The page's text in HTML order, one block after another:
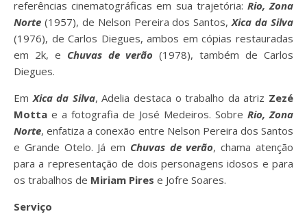
referências cinematográficas em sua trajetória: Rio, Zona
Norte (1957), de Nelson Pereira dos Santos,Xica da Silva
(1976), de Carlos Diegues, ambos em cópias restauradas
em 2k, e Chuvas de verão (1978), também de Carlos
Diegues.
Em Xica da Silva, Adelia destaca o trabalho da atriz Zezé
Motta e a fotografia de José Medeiros. Sobre Rio, Zona
Norte, enfatiza a conexão entre Nelson Pereira dos Santos
e Grande Otelo. Já em Chuvas de verão, chama atenção
para a representação de dois personagens idosos e para
os trabalhos de Miriam Pires e Jofre Soares.
Serviço